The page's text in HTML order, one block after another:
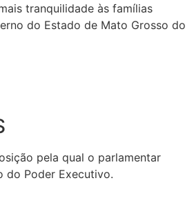
tranquilidade às famílias
do Estado de Mato Grosso do
pela qual o parlamentar
do Poder Executivo.